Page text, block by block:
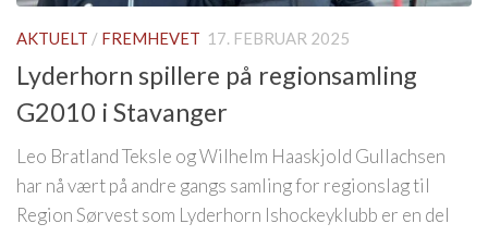
AKTUELT / FREMHEVET 17. FEBRUAR 2025
Lyderhorn spillere på regionsamling
G2010 i Stavanger
Leo Bratland Teksle og Wilhelm Haaskjold Gullachsen
har nå vært på andre gangs samling for regionslag til
Region Sørvest som Lyderhorn Ishockeyklubb er en del